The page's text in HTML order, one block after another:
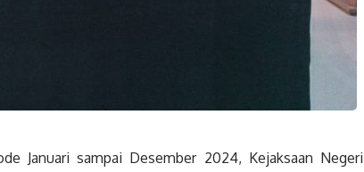
Januari sampai Desember 2024, Kejaksaan Negeri